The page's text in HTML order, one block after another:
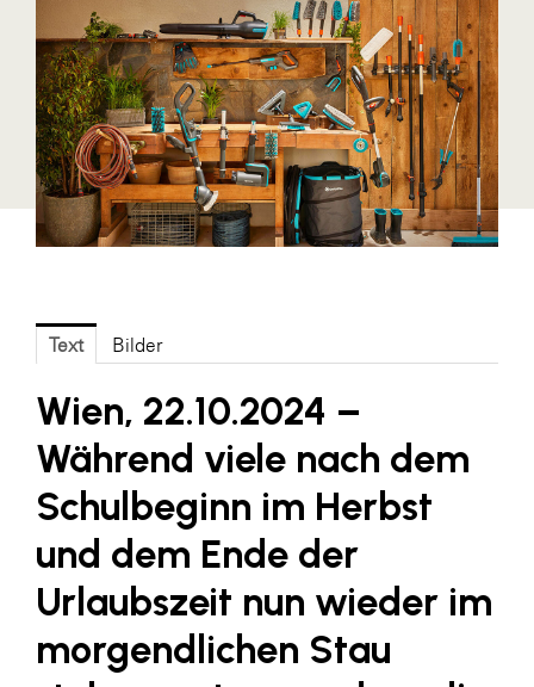
EY
FG UBIT Salzburg
foodaffairs
Fressnapf
FRoSTA
FV Energierohstoff & Kraftstoff
GBV - Verband gemeinnütziger
Getzner Werkstoffe
Heimat Österreich
ikp
Johnson & Johnson
JELD-WEN DANA
kosaplaner
LAT Nitrogen
Text Bilder
Wien, 22.10.2024 –
Während viele nach dem
Schulbeginn im Herbst
und dem Ende der
Urlaubszeit nun wieder im
morgendlichen Stau